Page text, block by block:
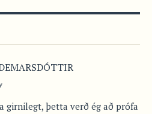
girnilegt, þetta verð ég að prófa